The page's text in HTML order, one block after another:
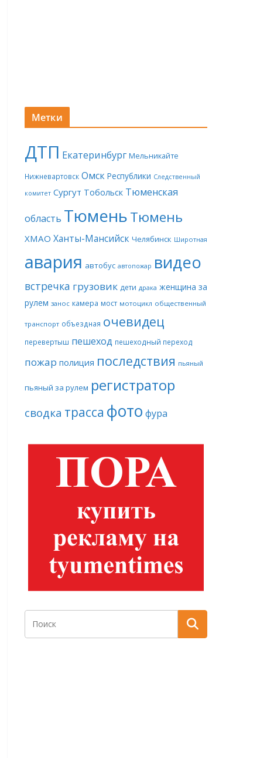
Метки
ДТП Екатеринбург Мельникайте
Нижневартовск Омск Республики Следственный
комитет Сургут Тобольск Тюменская
область ТюменьТюмень
ХМАО Ханты-Мансийск Челябинск Широтная
авария автобус автопожар видео
встречка грузовик дети драка женщина за
рулем занос камера мост мотоцикл общественный
транспорт объездная очевидец
перевертыш пешеход пешеходный переход
пожар полиция последствия пьяный
пьяный за рулем регистратор
сводка трасса фото фура